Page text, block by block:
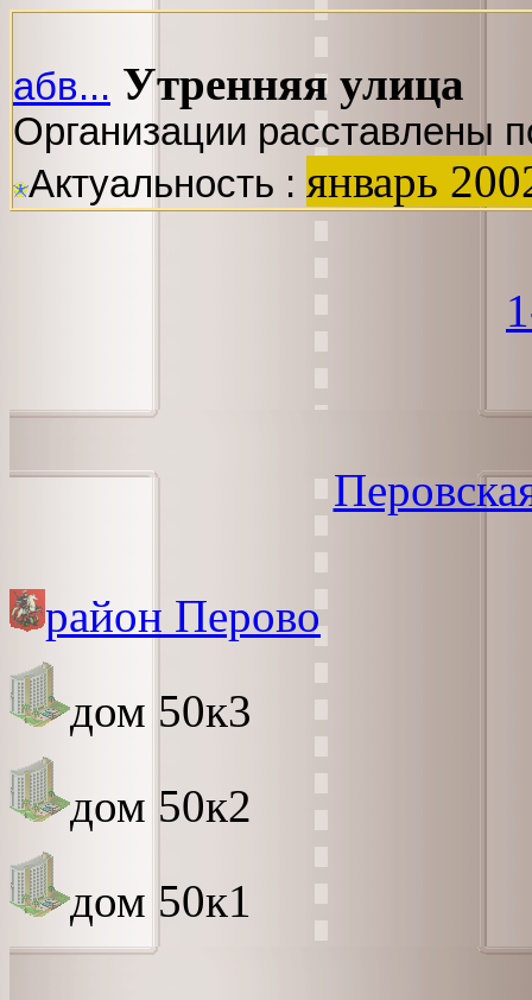
абв... Утренняя улица
Организации расставлены
Актуальность : январь
район Перово
дом 50к3
дом 50к2
дом 50к1